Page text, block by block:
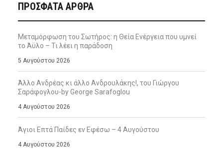
ΠΡΌΣΦΑΤΑ ΆΡΘΡΑ
Μεταμόρφωση του Σωτήρος: η Θεία Ενέργεια που υμνεί
το Άϋλο – Τι λέει η παράδοση
5 Αυγούστου 2026
Άλλο Ανδρέας κι άλλο Ανδρουλάκης!, του Γιώργου
Σαράφογλου-by George Sarafoglou
4 Αυγούστου 2026
Άγιοι Επτά Παίδες εν Εφέσω – 4 Αυγούστου
4 Αυγούστου 2026